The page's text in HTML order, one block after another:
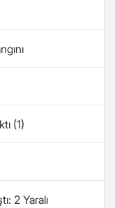
(1)
2 Yaralı